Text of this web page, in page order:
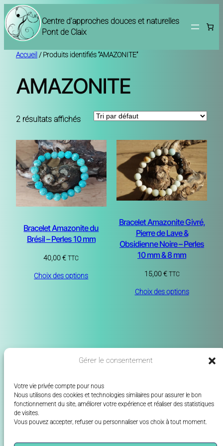
Gérer le consentement
Votre vie privée compte pour nous
Nous utilisons des cookies et technologies similaires pour assurer le bon
fonctionnement du site, améliorer votre expérience et réaliser des statistiques
de visites.
Vous pouvez accepter, refuserou personnaliser vos choix à tout moment.
Aller
au
contenu
Centre d’approches douces et naturelles
Pont de Claix
Accueil / Produits identifiés “AMAZONITE”
AMAZONITE
2 résultats affichés
Bracelet Amazonite du
Brésil – Perles 10 mm
40,00€ TTC
Choix des options
Bracelet Amazonite Givré,
Pierre de Lave &
Obsidienne Noire – Perles
10 mm & 8 mm
15,00€ TTC
Choix des options
La certification qualité a été
délivrée au titre de la catégorie
suivante : Action de formation.
AccueilÀ proposRéservationContact